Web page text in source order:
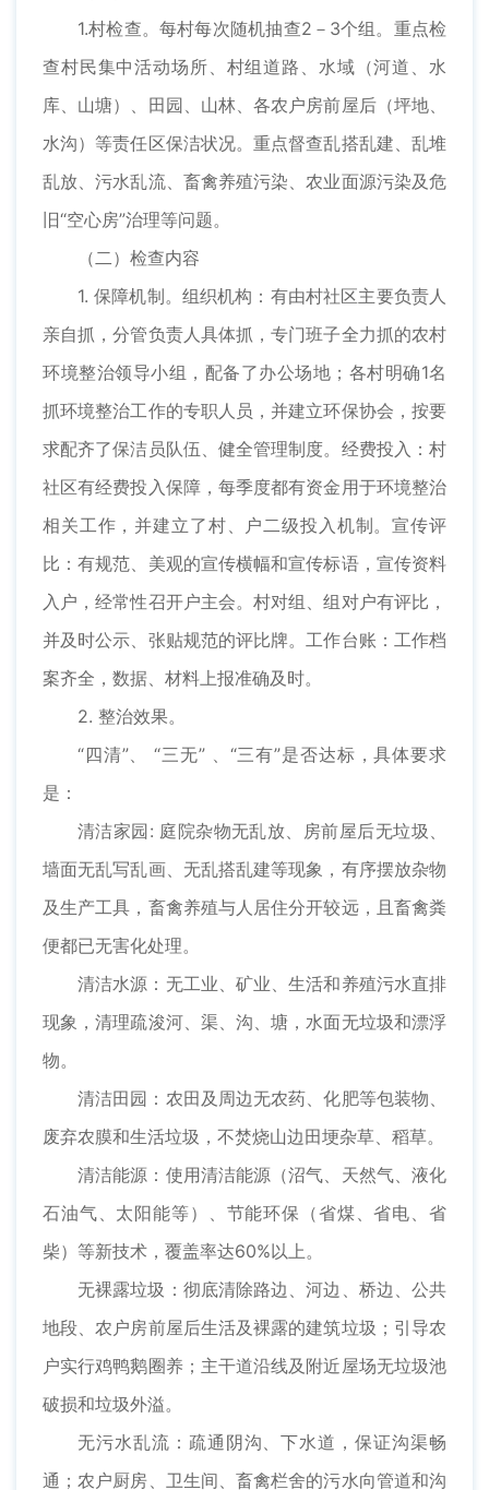
1.村检查。每村每次随机抽查2－3个组。重点检
查村民集中活动场所、村组道路、水域（河道、水
库、山塘）、田园、山林、各农户房前屋后（坪地、
水沟）等责任区保洁状况。重点督查乱搭乱建、乱堆
乱放、污水乱流、畜禽养殖污染、农业面源污染及危
旧“空心房”治理等问题。
（二）检查内容
1. 保障机制。组织机构：有由村社区主要负责人
亲自抓，分管负责人具体抓，专门班子全力抓的农村
环境整治领导小组，配备了办公场地；各村明确1名
抓环境整治工作的专职人员，并建立环保协会，按要
求配齐了保洁员队伍、健全管理制度。经费投入：村
社区有经费投入保障，每季度都有资金用于环境整治
相关工作，并建立了村、户二级投入机制。宣传评
比：有规范、美观的宣传横幅和宣传标语，宣传资料
入户，经常性召开户主会。村对组、组对户有评比，
并及时公示、张贴规范的评比牌。工作台账：工作档
案齐全，数据、材料上报准确及时。
2. 整治效果。
“四清”、 “三无” 、“三有”是否达标，具体要求
是：
清洁家园: 庭院杂物无乱放、房前屋后无垃圾、
墙面无乱写乱画、无乱搭乱建等现象，有序摆放杂物
及生产工具，畜禽养殖与人居住分开较远，且畜禽粪
便都已无害化处理。
清洁水源：无工业、矿业、生活和养殖污水直排
现象，清理疏浚河、渠、沟、塘，水面无垃圾和漂浮
物。
清洁田园：农田及周边无农药、化肥等包装物、
废弃农膜和生活垃圾，不焚烧山边田埂杂草、稻草。
清洁能源：使用清洁能源（沼气、天然气、液化
石油气、太阳能等）、节能环保（省煤、省电、省
柴）等新技术，覆盖率达60%以上。
无裸露垃圾：彻底清除路边、河边、桥边、公共
地段、农户房前屋后生活及裸露的建筑垃圾；引导农
户实行鸡鸭鹅圈养；主干道沿线及附近屋场无垃圾池
破损和垃圾外溢。
无污水乱流：疏通阴沟、下水道，保证沟渠畅
通；农户厨房、卫生间、畜禽栏舍的污水向管道和沟